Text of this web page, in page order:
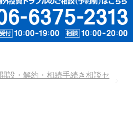
設・解約・相続手続き相談セ